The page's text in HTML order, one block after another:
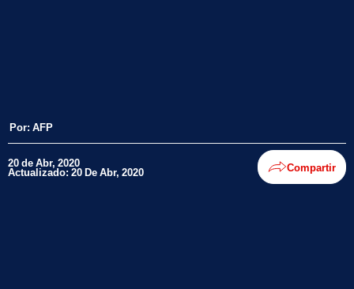
Por: AFP
20 de Abr, 2020
Actualizado: 20 De Abr, 2020 Compartir